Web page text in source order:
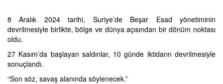
8 Aralık 2024 tarihi, Suriye’de Beşar Esad yönetiminin
devrilmesiyle birlikte, bölge ve dünya açısından bir dönüm noktası
oldu.
27 Kasım’da başlayan saldırılar, 10 günde iktidarın devrilmesiyle
sonuçlandı.
“Son söz, savaş alanında söylenecek.”